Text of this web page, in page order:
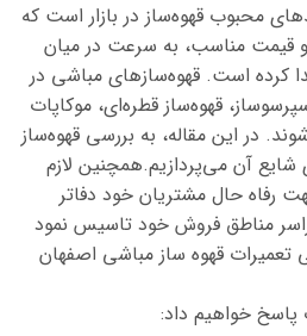
محبوب قهوه‌ساز در بازار است که
و قیمت مناسب، به سرعت در میان
کرده است. قهوه‌سازهای مباشی در
قهوه‌ساز قطره‌ای، موکاپات
در این مقاله، به بررسی قهوه‌ساز
شایع آن می‌پردازیم.همچنین لازم
حال مشتریان خود دفاتر
مناطق فروش خود تاسیس نمود
تعمیرات قهوه ساز مباشی اصفهان
پاسخ خواهیم داد: